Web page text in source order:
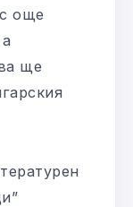
още
ще